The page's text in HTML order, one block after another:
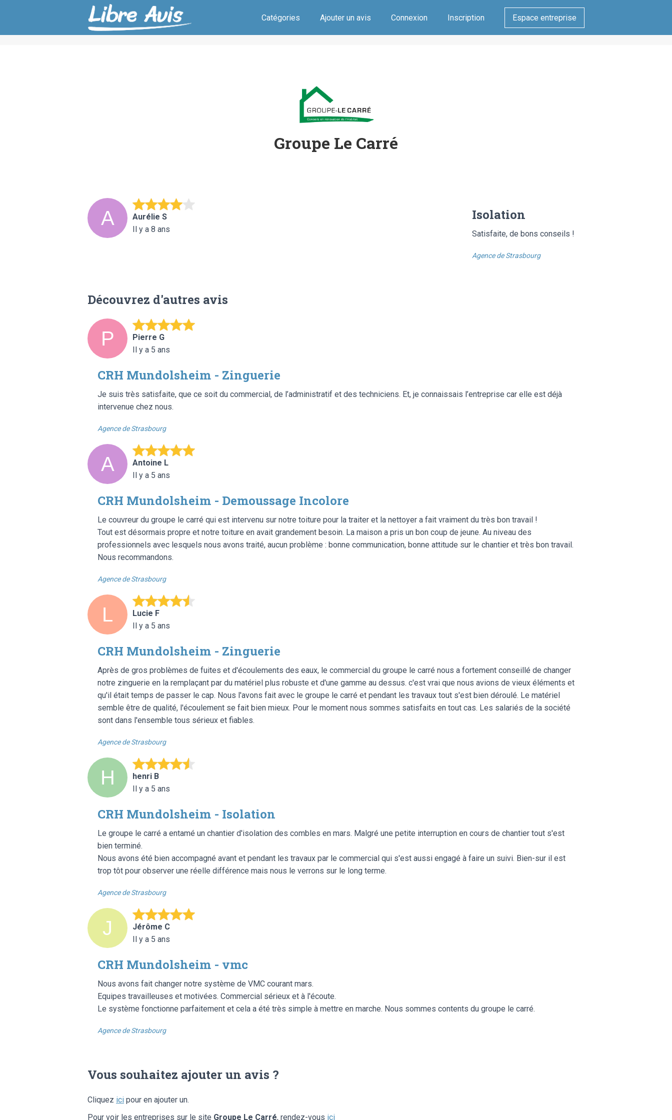
Catégories Ajouter un avis Connexion Inscription Espace entreprise
Groupe Le Carré
Aurélie S
Il y a 8 ans
Isolation
Satisfaite, de bons conseils !
Agence de Strasbourg
Découvrez d'autres avis
Pierre G
Il y a 5 ans
CRH Mundolsheim - Zinguerie
Je suis très satisfaite, que ce soit du commercial, de l’administratif et des techniciens. Et, je connaissais l’entreprise car elle est déjà
intervenue chez nous.
Agence de Strasbourg
Antoine L
Il y a 5 ans
CRH Mundolsheim - Demoussage Incolore
Le couvreur du groupe le carré qui est intervenu sur notre toiture pour la traiter et la nettoyer a fait vraiment du très bon travail !
Tout est désormais propre et notre toiture en avait grandement besoin. La maison a pris un bon coup de jeune. Au niveau des
professionnels avec lesquels nous avons traité, aucun problème : bonne communication, bonne attitude sur le chantier et très bon travail.
Nous recommandons.
Agence de Strasbourg
Lucie F
Il y a 5 ans
CRH Mundolsheim - Zinguerie
Après de gros problèmes de fuites et d'écoulements des eaux, le commercial du groupe le carré nous a fortement conseillé de changer
notre zinguerie en la remplaçant par du matériel plus robuste et d'une gamme au dessus. c'est vrai que nous avions de vieux éléments et
qu'il était temps de passer le cap. Nous l'avons fait avec le groupe le carré et pendant les travaux tout s'est bien déroulé. Le matériel
semble être de qualité, l'écoulement se fait bien mieux. Pour le moment nous sommes satisfaits en tout cas. Les salariés de la société
sont dans l'ensemble tous sérieux et fiables.
Agence de Strasbourg
henri B
Il y a 5 ans
CRH Mundolsheim - Isolation
Le groupe le carré a entamé un chantier d'isolation des combles en mars. Malgré une petite interruption en cours de chantier tout s'est
bien terminé.
Nous avons été bien accompagné avant et pendant les travaux par le commercial qui s'est aussi engagé à faire un suivi. Bien-sur il est
trop tôt pour observer une réelle différence mais nous le verrons sur le long terme.
Agence de Strasbourg
Jérôme C
Il y a 5 ans
CRH Mundolsheim - vmc
Nous avons fait changer notre système de VMC courant mars.
Equipes travailleuses et motivées. Commercial sérieux et à l'écoute.
Le système fonctionne parfaitement et cela a été très simple à mettre en marche. Nous sommes contents du groupe le carré.
Agence de Strasbourg
Vous souhaitez ajouter un avis ?
Cliquez ici pour en ajouter un.
Pour voir les entreprises sur le site Groupe Le Carré, rendez-vous ici